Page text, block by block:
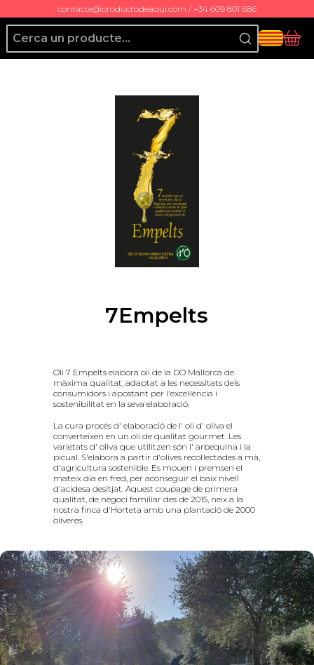
contacte@productodeaqui.com / +34 609 801 686
Producto de Aquí
7Empelts
Oli 7 Empelts elabora oli de la DO Mallorca de
màxima qualitat, adaptat a les necessitats dels
consumidors i apostant per l'excel·lència i
sostenibilitat en la seva elaboració.
La cura procés d' elaboració de l' oli d' oliva el
converteixen en un oli de qualitat gourmet. Les
varietats d' oliva que utilitzen són l' arbequina i la
picual. S'elabora a partir d'olives recol·lectades a mà,
d'agricultura sostenible. Es mouen i premsen el
mateix dia en fred, per aconseguir el baix nivell
d'acidesa desitjat. Aquest coupage de primera
qualitat, de negoci familiar des de 2015, neix a la
nostra finca d'Horteta amb una plantació de 2000
oliveres.